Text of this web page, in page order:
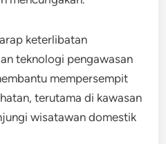
keterlibatan
teknologi pengawasan
mempersempit
terutama di kawasan
wisatawan domestik